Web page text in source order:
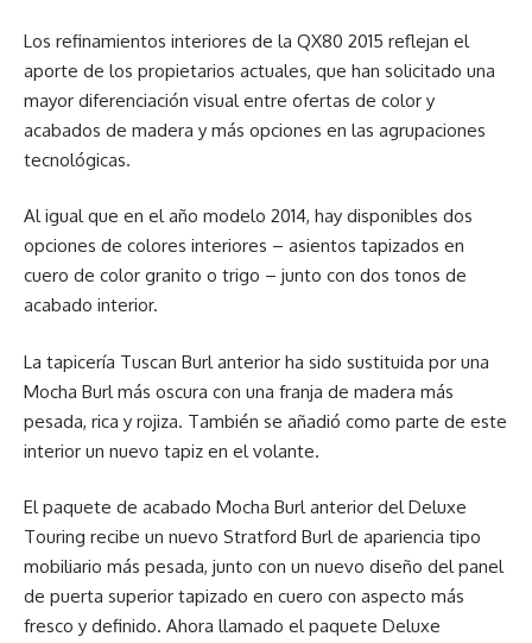
Los refinamientos interiores de la QX80 2015 reflejan el
aporte de los propietarios actuales, que han solicitado una
mayor diferenciación visual entre ofertas de color y
acabados de madera y más opciones en las agrupaciones
tecnológicas.
Al igual que en el año modelo 2014, hay disponibles dos
opciones de colores interiores – asientos tapizados en
cuero de color granito o trigo – junto con dos tonos de
acabado interior.
La tapicería Tuscan Burl anterior ha sido sustituida por una
Mocha Burl más oscura con una franja de madera más
pesada, rica y rojiza. También se añadió como parte de este
interior un nuevo tapiz en el volante.
El paquete de acabado Mocha Burl anterior del Deluxe
Touring recibe un nuevo Stratford Burl de apariencia tipo
mobiliario más pesada, junto con un nuevo diseño del panel
de puerta superior tapizado en cuero con aspecto más
fresco y definido. Ahora llamado el paquete Deluxe